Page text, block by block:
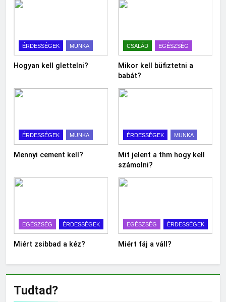
ÉRDESSÉGEK MUNKA
Hogyan kell glettelni?
CSALÁD EGÉSZSÉG
Mikor kell büfiztetni a
babát?
ÉRDESSÉGEK MUNKA
Mennyi cement kell?
ÉRDESSÉGEK MUNKA
Mit jelent a thm hogy kell
számolni?
EGÉSZSÉG ÉRDESSÉGEK
Miért zsibbad a kéz?
EGÉSZSÉG ÉRDESSÉGEK
Miért fáj a váll?
Tudtad?